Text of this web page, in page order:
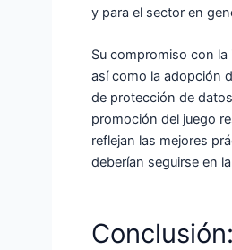
y para el sector en
Su compromiso con la
así como la adopción
de protección de
promoción del juego
reflejan las mejores
deberían seguirse en